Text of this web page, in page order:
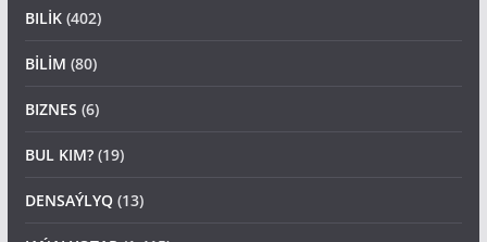
BILİK(402)
BİLİM (80)
BIZNES (6)
BUL KIM?(19)
DENSAÝLYQ(13)